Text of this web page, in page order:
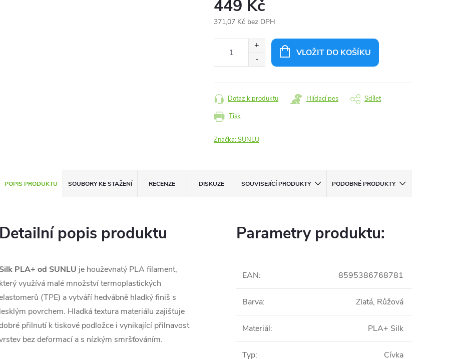
449 Kč
371,07 Kč bez DPH
VLOŽIT DO KOŠÍKU
Tisk
Dotaz k produktu Hlídací pes Sdílet
Značka:SUNLU
POPIS PRODUKTU SOUBORY KE STAŽENÍ RECENZE DISKUZE SOUVISEJÍCÍ PRODUKTY PODOBNÉ PRODUKTY
Detailní popis produktu
Silk PLA+ od SUNLU je houževnatý PLA filament,
který využívá malé množství termoplastických
(TPE) a vytváří hedvábně hladký finiš s
lesklým povrchem. Hladká textura materiálu zajišťuje
přilnutí k tiskové podložce i vynikající přilnavost
bez deformací a s nízkým smršťováním.
Parametry produktu:
EAN: 8595386768781
Barva: Zlatá, Růžová
Materiál: PLA+ Silk
Typ: Cívka